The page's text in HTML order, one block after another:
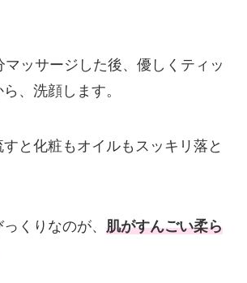
マッサージした後、優しくティッ
、洗顔します。
と化粧もオイルもスッキリ落と
くりなのが、肌がすんごい柔ら